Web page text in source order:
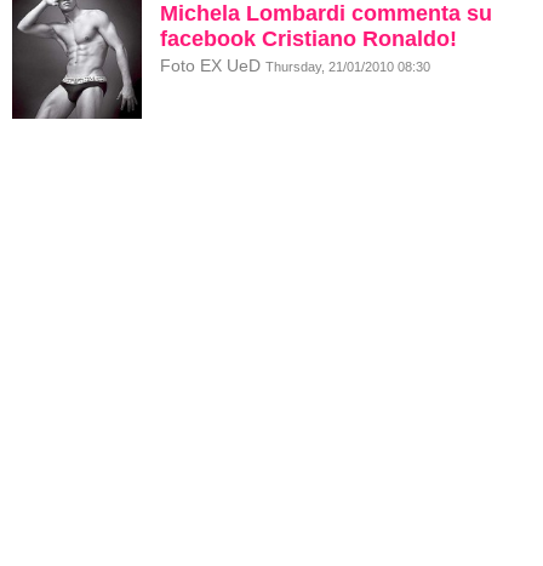
Michela Lombardi commenta su
facebook Cristiano Ronaldo!
Foto EX UeD Thursday, 21/01/2010 08:30